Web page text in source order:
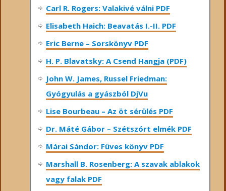
Carl R. Rogers: Valakivé válni PDF
Elisabeth Haich: Beavatás I.-II. PDF
Eric Berne – Sorskönyv PDF
H. P. Blavatsky: A Csend Hangja (PDF)
John W. James, Russel Friedman:
Gyógyulás a gyászból DjVu
Lise Bourbeau – Az öt sérülés PDF
Dr. Máté Gábor – Szétszórt elmék PDF
Márai Sándor: Füves könyv PDF
Marshall B. Rosenberg: A szavak ablakok
vagy falak PDF